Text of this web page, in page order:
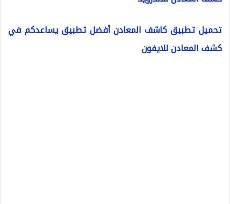
تحميل تطبيق كاشف المعادن أفضل تطبيق يساعدكم في
كشف المعادن للايفون